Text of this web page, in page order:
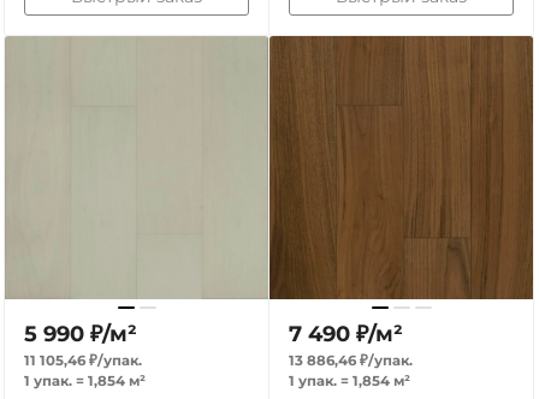
5 990 ₽/м²
11 105,46 ₽/упак.
1 упак. = 1,854 м²
7 490 ₽/м²
13 886,46 ₽/упак.
1 упак. = 1,854 м²